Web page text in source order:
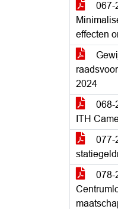
067-
effecten
2024
068-
ITH
077-
078-